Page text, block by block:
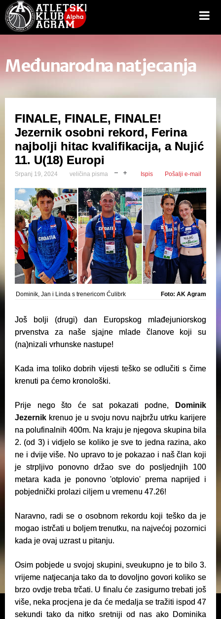
Međunarodna natjecanja
FINALE, FINALE, FINALE!
Jezernik osobni rekord, Ferina
najbolji hitac kvalifikacija, a Nujić
11. U(18) Europi
Srpanj 19, 2024 veličina pisma Ispis Pošalji e-mail
Foto: AK Agram
Dominik, Jan i Linda s trenericom Ćulibrk
Još bolji (drugi) dan Europskog mlađejuniorskog
prvenstva za naše sjajne mlade članove koji su
(na)nizali vrhunske nastupe!
Kada ima toliko dobrih vijesti teško se odlučiti s čime
krenuti pa ćemo kronološki.
Prije nego što će sat pokazati podne,
Dominik
Jezernik krenuo je u svoju novu najbržu utrku karijere
na polufinalnih 400m. Na kraju je njegova skupina bila
2. (od 3) i vidjelo se koliko je sve to jedna razina, ako
ne i dvije više. No upravo to je pokazao i naš član koji
je strpljivo ponovno držao sve do posljednjih 100
metara kada je ponovno 'otplovio' prema naprijed i
pobjednički prolazi ciljem u vremenu 47.26!
Naravno, radi se o osobnom rekordu koji teško da je
mogao istrčati u boljem trenutku, na najvećoj pozornici
kada je ovaj uzrast u pitanju.
Osim pobjede u svojoj skupini, sveukupno je to bilo 3.
vrijeme natjecanja tako da to dovoljno govori koliko se
brzo ovdje treba trčati. U finalu će zasigurno trebati još
više, neka procjena je da će medalja se tražiti ispod 47
sekundi tako da nitko sretniji od nas ako Dominika